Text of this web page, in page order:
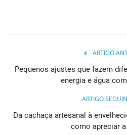
ARTIGO
Pequenos ajustes que fazem
energia e água
ARTIGO
Da cachaça artesanal à
como apreciar a